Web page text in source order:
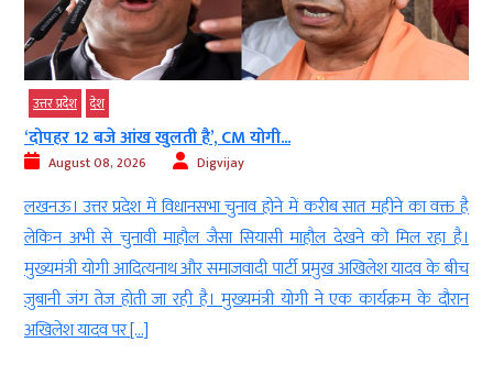
उत्तर प्रदेश देश
‘दोपहर 12 बजे आंख खुलती है’, CM योगी...
August 08, 2026 Digvijay
लखनऊ। उत्तर प्रदेश में विधानसभा चुनाव होने में करीब सात महीने का वक्त है
लेकिन अभी से चुनावी माहौल जैसा सियासी माहौल देखने को मिल रहा है।
मुख्यमंत्री योगी आदित्यनाथ और समाजवादी पार्टी प्रमुख अखिलेश यादव के बीच
जुबानी जंग तेज होती जा रही है। मुख्यमंत्री योगी ने एक कार्यक्रम के दौरान
अखिलेश यादव पर […]